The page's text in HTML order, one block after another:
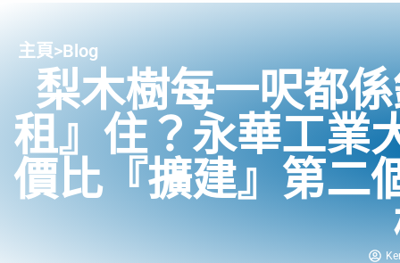
主頁>Blog
梨木樹每一呎都
租』住？永華工業
價比『擴建』第二